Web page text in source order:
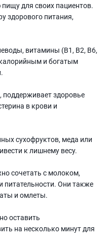
для своих пациентов.
здорового питания,
витамины (В1, В2, В6,
и богатым
здоровье
в крови и
сухофруктов, меда или
к лишнему весу.
сочетать с молоком,
питательности. Они также
и омлеты.
оставить
на несколько минут для